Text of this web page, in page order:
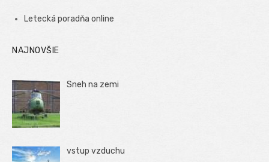
Letecká poradňa online
NAJNOVŠIE
Sneh na zemi
vstup vzduchu